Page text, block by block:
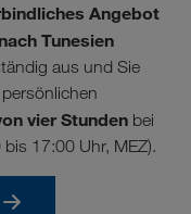
Angebot
Tunesien
aus und Sie
vier Stunden bei
17:00 Uhr, MEZ).